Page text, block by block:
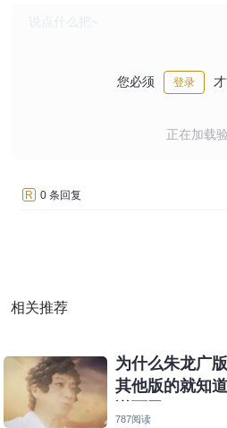
您必须 登录
正在加载
R 0 条回复
相关推荐
为什么朱龙广
其他版的就知
787阅读